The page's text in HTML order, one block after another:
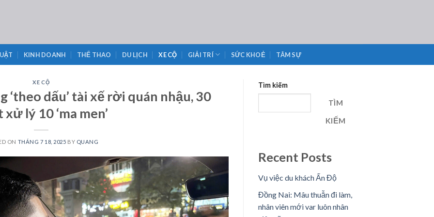
KINH DOANH THỂ THAO DU LỊCH XE CỘ GIẢI TRÍ SỨC KHOẺ TÂM SỰ
XE CỘ
‘theo dấu’ tài xế rời quán nhậu, 30
lý 10 ‘ma men’
ON THÁNG 7 18, 2025 BY QUANG
Tìm kiếm
TÌM
KIẾM
Recent Posts
Vụ việc du khách Ấn Độ
Đồng Nai: Mâu thuẫn đi làm,
nhân viên mới var luôn nhân